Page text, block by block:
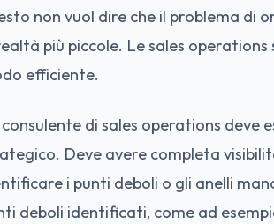
non vuol dire che il problema di
più piccole. Le sales
efficiente.
consulente di sales operations deve
Deve avere completa
i punti deboli o gli anelli
deboli identificati, come ad